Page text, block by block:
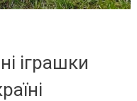
іграшки